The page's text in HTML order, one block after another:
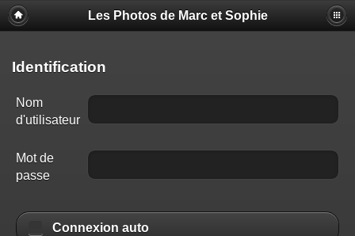
Les Photos de Marc et Sophie
Identification
Nom
d'utilisateur
Mot de
passe
Connexion auto